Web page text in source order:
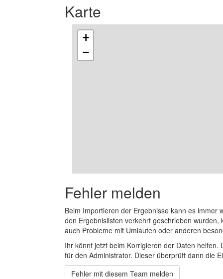
Karte
+
−
Fehler melden
Beim Importieren der Ergebnisse kann es
den Ergebnislisten verkehrt geschrieben
auch Probleme mit Umlauten oder anderen
Ihr könnt jetzt beim Korrigieren der Daten
für den Administrator. Dieser überprüft dann die
Fehler mit diesem Team melden